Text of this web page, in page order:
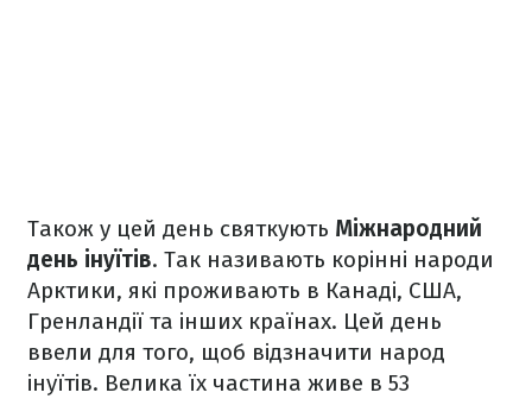
Також у цей день святкують Міжнародний
день інуїтів. Так називають корінні народи
Арктики, які проживають в Канаді, США,
Гренландії та інших країнах. Цей день
ввели для того, щоб відзначити народ
інуїтів. Велика їх частина живе в 53